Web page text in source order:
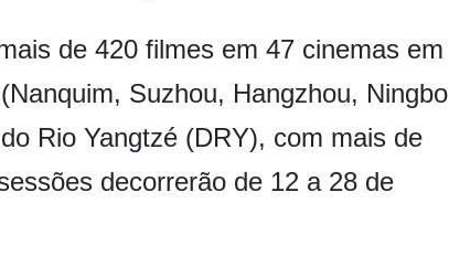
de 420 filmes em 47 cinemas em
Suzhou, Hangzhou, Ningbo
Rio Yangtzé (DRY), com mais de
decorrerão de 12 a 28 de